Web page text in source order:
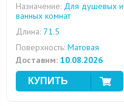
Назначение: Для душевых и
ванных комнат
Длина: 71.5
Поверхность: Матовая
Доставим: 10.08.2026